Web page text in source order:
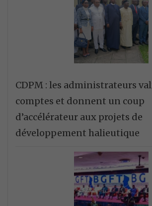
CDPM : les administrateurs
comptes et donnent un coup
d’accélérateur aux projets de
développement halieutique